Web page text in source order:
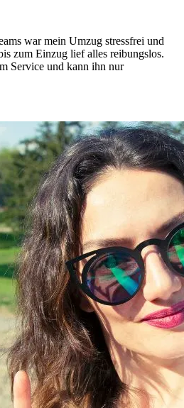
war mein Umzug stressfrei und
zum Einzug lief alles reibungslos.
Service und kann ihn nur